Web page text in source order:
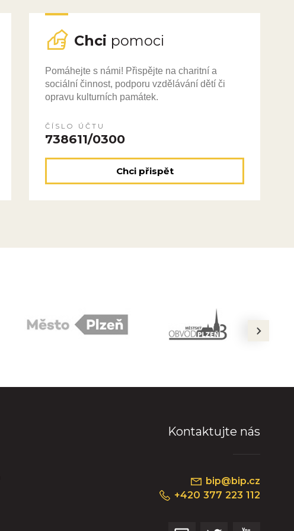
Chci pomoci
Pomáhejte s námi! Přispějte na charitní a
sociální činnost, podporu vzdělávání dětí či
opravu kulturních památek.
ČÍSLO ÚČTU
738611/0300
Chci přispět
next
Kontaktujte nás
bip@bip.cz
+420 377 223 112